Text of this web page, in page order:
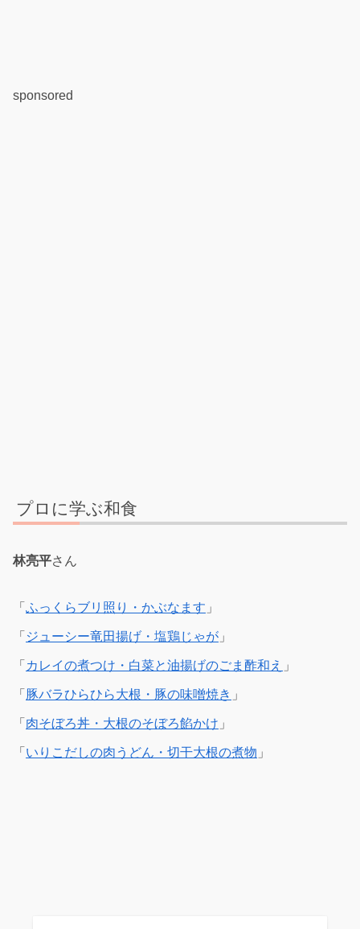
sponsored
プロに学ぶ和食
林亮平さん
「 ふっくらブリ照り・かぶなます 」
「 ジューシー竜田揚げ・塩鶏じゃが 」
「 カレイの煮つけ・白菜と油揚げのごま酢和え 」
「 豚バラひらひら大根・豚の味噌焼き 」
「 肉そぼろ丼・大根のそぼろ餡かけ 」
「 いりこだしの肉うどん・切干大根の煮物 」